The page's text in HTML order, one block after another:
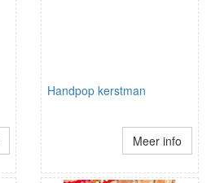
Handpop kerstman
Meer info